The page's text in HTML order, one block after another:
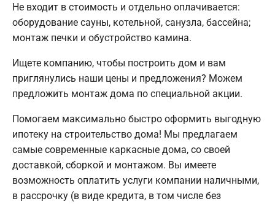
Не входит в стоимость и отдельно оплачивается:
оборудование сауны, котельной, санузла, бассейна;
монтаж печки и обустройство камина.
Ищете компанию, чтобы построить дом и вам
приглянулись наши цены и предложения? Можем
предложить монтаж дома по специальной акции.
Помогаем максимально быстро оформить выгодную
ипотеку на строительство дома! Мы предлагаем
самые современные каркасные дома, со своей
доставкой, сборкой и монтажом. Вы имеете
возможность оплатить услуги компании наличными,
в рассрочку (в виде кредита, в том числе без